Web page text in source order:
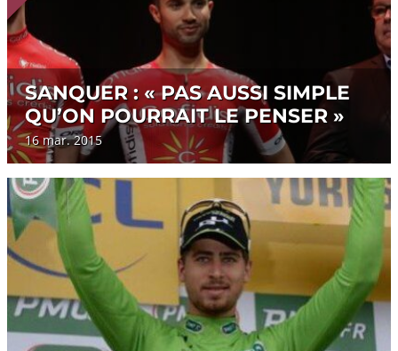
SANQUER : « PAS AUSSI SIMPLE
QU’ON POURRAIT LE PENSER »
16 mar. 2015